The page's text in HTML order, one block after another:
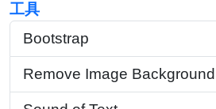
工具
Bootstrap
Remove Image Background